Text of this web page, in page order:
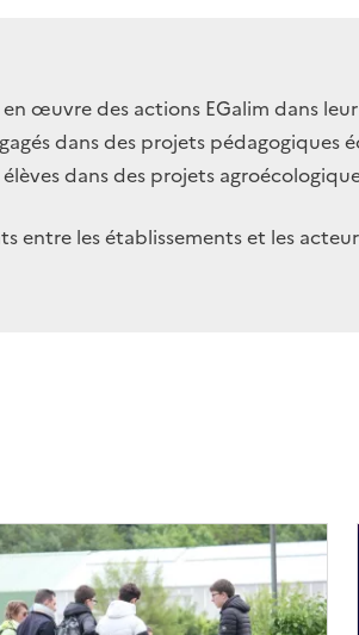
œuvre des actions EGalim dans
dans des projets pédagogiques
dans des projets
entre les établissements et les